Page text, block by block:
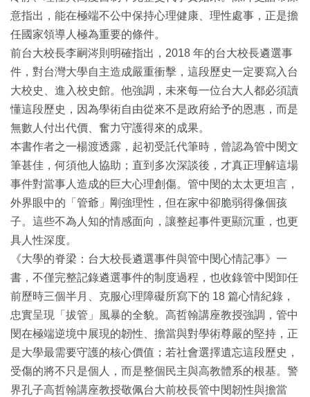
意指出，能在極端不公中保持心理健康、理性處事，正是擔
任國家領導人極為重要的條件。
前台大校長李嗣涔則明確指出，2018 年的台大校長遴選事
件，對台灣大學自主造成嚴重衝擊，這段歷史一定要寫入台
大校史、進入校史館。他強調，未來每一位台大人都必須讀
懂這段歷史，因為學術自由從來不是政府給予的恩惠，而是
無數人付出代價、奮力守護得來的成果。
本書作者之一楊渡透露，起初受託代筆時，曾認為管中閔文
筆甚佳，何須他人協助；直到多次深談後，才真正理解這場
事件對當事人造成的巨大心理創傷。管中閔的太太更坦言，
外界眼中的「管爺」剛強理性，但在家中卻脆弱得像個孩
子。這些不為人知的情感面向，讓整起事件更顯沉重，也更
具人性深度。
《大學的脊梁：台大校長遴選事件與管中閔心情記事》一
書，不僅完整記錄遴選事件的制度過程，也收錄管中閔卸任
前歷時三個半月、克服心理障礙所寫下的 18 篇心情紀錄，
忠實呈現「拔管」風暴的全貌。高哲翰講座教授強調，管中
閔在極端逆境中展現的韌性、擔當與對學術尊嚴的堅持，正
是大學最需要守護的核心價值；若社會選擇遺忘這段歷史，
受傷的將不只是個人，而是整個民主與高教體系的根基。警
界孔子高哲翰講座教授敬佩台大前校長管中閔韌性與擔當